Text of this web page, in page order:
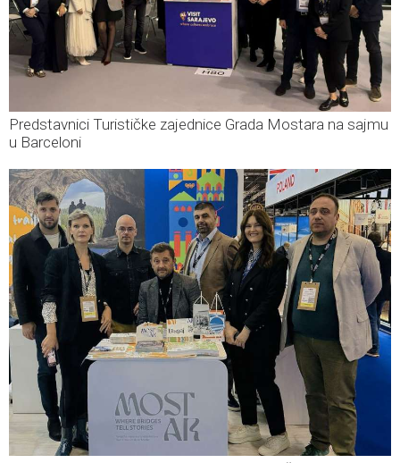
Predstavnici Turističke zajednice Grada Mostara na sajmu
u Barceloni